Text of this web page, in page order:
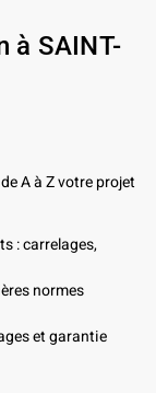
à SAINT-
A à Z votre projet
: carrelages,
normes
et garantie